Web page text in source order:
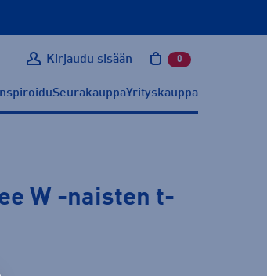
Kirjaudu sisään 0 tuotetta
InspiroiduSeurakauppaYrityskauppa
W -naisten t-